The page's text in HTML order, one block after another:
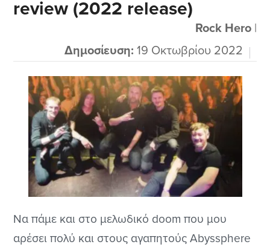
και τους Sins of the Beloved που άκουγα
παλιότερα αλλά αυτοί ήταν σε άλλο είδος
review (2022 release)
Rock Hero|
Δημοσίευση: 19 Οκτωβρίου 2022
Να πάμε και στο μελωδικό doom που μου
αρέσει πολύ και στους αγαπητούς Abyssphere